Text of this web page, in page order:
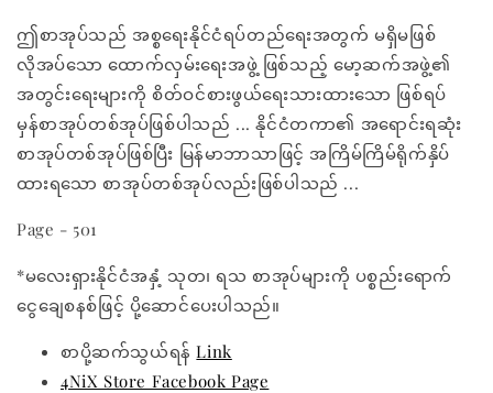
ဤစာအုပ်သည် အစ္စရေးနိုင်ငံရပ်တည်ရေးအတွက် မရှိမဖြစ်
လိုအပ်သော ထောက်လှမ်းရေးအဖွဲ့ ဖြစ်သည့် မော့ဆက်အဖွဲ့၏
အတွင်းရေးများကို စိတ်ဝင်စားဖွယ်ရေးသားထားသော ဖြစ်ရပ်
မှန်စာအုပ်တစ်အုပ်ဖြစ်ပါသည် ... နိုင်ငံတကာ၏ အရောင်းရဆုံး
စာအုပ်တစ်အုပ်ဖြစ်ပြီး မြန်မာဘာသာဖြင့် အကြိမ်ကြိမ်ရိုက်နှိပ်
ထားရသော စာအုပ်တစ်အုပ်လည်းဖြစ်ပါသည် ...
Page - 501
*မလေးရှားနိုင်ငံအနှံ့ သုတ၊ ရသ စာအုပ်များကို ပစ္စည်းရောက်
ငွေချေစနစ်ဖြင့် ပို့ဆောင်ပေးပါသည်။
စာပို့ဆက်သွယ်ရန်Link
4NiX Store Facebook Page